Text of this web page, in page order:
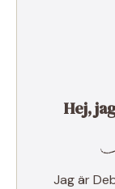
Hej,
Jag är